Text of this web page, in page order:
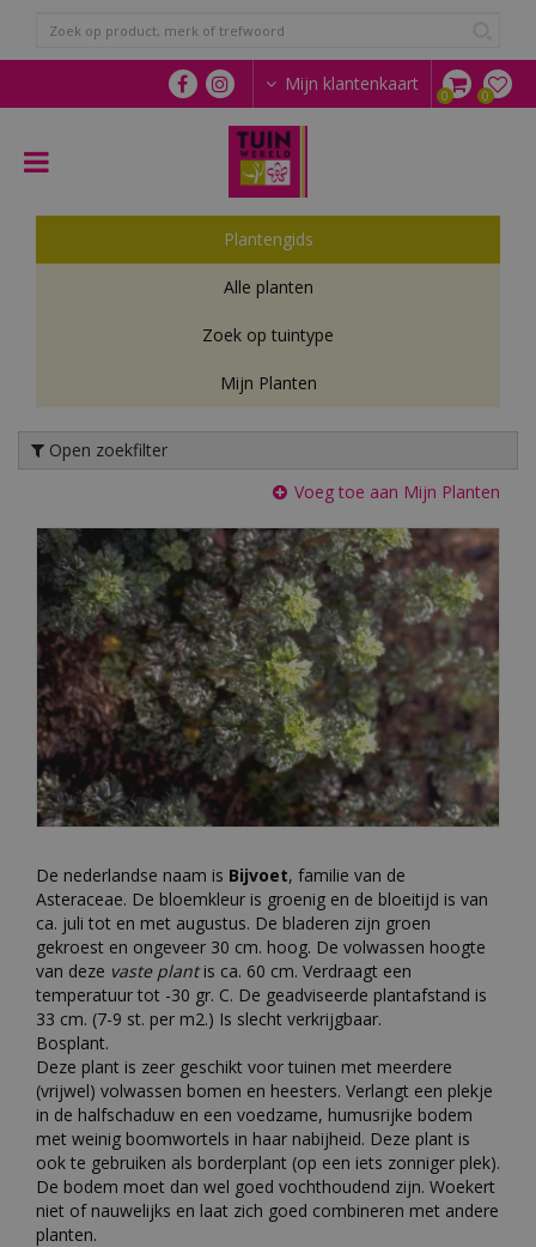
n
a
Mijn klantenkaart
Plantengids
Alle planten
Zoek op tuintype
Mijn Planten
Open zoekfilter
Voeg toe aan Mijn Planten
De nederlandse naam is Bijvoet, familie van de
Asteraceae. De bloemkleur is groenig en de bloeitijd is van
ca. juli tot en met augustus. De bladeren zijn groen
gekroest en ongeveer 30 cm. hoog. De volwassen hoogte
van deze vaste plantis ca. 60 cm. Verdraagt een
temperatuur tot -30 gr. C. De geadviseerde plantafstand is
33 cm. (7-9 st. per m2.) Is slecht verkrijgbaar.
Bosplant.
Deze plant is zeer geschikt voor tuinen met meerdere
(vrijwel) volwassen bomen en heesters. Verlangt een plekje
in de halfschaduw en een voedzame, humusrijke bodem
met weinig boomwortels in haar nabijheid. Deze plant is
ook te gebruiken als borderplant (op een iets zonniger plek).
De bodem moet dan wel goed vochthoudend zijn. Woekert
niet of nauwelijks en laat zich goed combineren met andere
planten.